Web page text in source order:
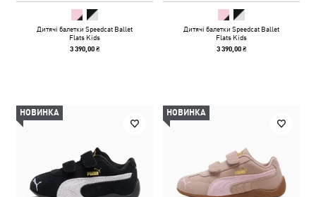
Дитячі балетки Speedcat Ballet
Flats Kids
3 390,00 ₴
Дитячі балетки Speedcat Ballet
Flats Kids
3 390,00 ₴
НОВИНКА НОВИНКА